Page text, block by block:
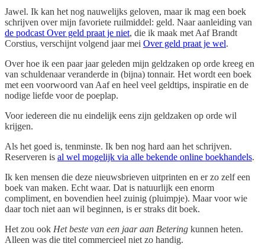
Jawel. Ik kan het nog nauwelijks geloven, maar ik mag een boek
schrijven over mijn favoriete ruilmiddel: geld. Naar aanleiding van
de podcast Over geld praat je niet, die ik maak met Aaf Brandt
Corstius, verschijnt volgend jaar mei Over geld praat je wel.
Over hoe ik een paar jaar geleden mijn geldzaken op orde kreeg en
van schuldenaar veranderde in (bijna) tonnair. Het wordt een boek
met een voorwoord van Aaf en heel veel geldtips, inspiratie en de
nodige liefde voor de poeplap.
Voor iedereen die nu eindelijk eens zijn geldzaken op orde wil
krijgen.
Als het goed is, tenminste. Ik ben nog hard aan het schrijven.
Reserveren is al wel mogelijk via alle bekende online boekhandels.
Ik ken mensen die deze nieuwsbrieven uitprinten en er zo zelf een
boek van maken. Echt waar. Dat is natuurlijk een enorm
compliment, en bovendien heel zuinig (pluimpje). Maar voor wie
daar toch niet aan wil beginnen, is er straks dit boek.
Het zou ook Het beste van een jaar aan Betering kunnen heten.
Alleen was die titel commercieel niet zo handig.